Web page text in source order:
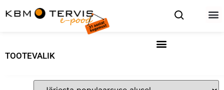
TOOTEVALIK